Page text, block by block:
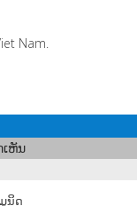
Nam.
ຫັນ
ນິດ